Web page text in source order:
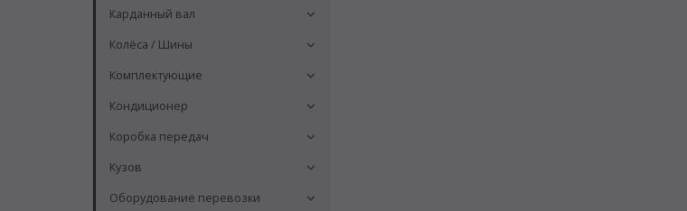
Карданный вал
Колёса / Шины
Комплектующие
Кондиционер
Коробка передач
Кузов
Оборудование перевозки